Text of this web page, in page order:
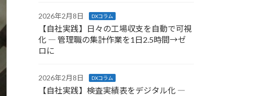
2026年2月8日 DXコラム
【自社実践】日々の工場収支を自動で可視
化 ― 管理職の集計作業を1日2.5時間→ゼ
ロに
2026年2月8日 DXコラム
【自社実践】検査実績表をデジタル化 ―